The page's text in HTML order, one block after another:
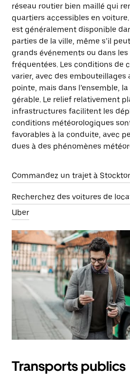
réseau routier bien maillé qui
quartiers accessibles en
est généralement disponible
parties de la ville, même s’il
grands événements ou dans les
fréquentées. Les conditions de
varier, avec des embouteillages
pointe, mais dans l’ensemble,
gérable. Le relief relativement
infrastructures facilitent les
conditions météorologiques
favorables à la conduite, avec
dues à des phénomènes
Commandez un trajet à
Recherchez des voitures de
Uber
Transports publics